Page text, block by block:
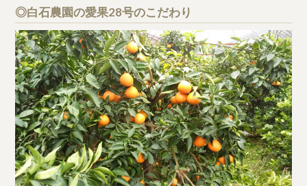
◎白石農園の愛果28号のこだわり